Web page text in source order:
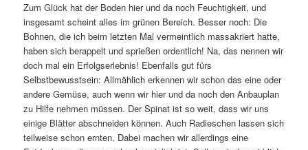
Zum Glück hat der Boden hier und da noch Feuchtigkeit, und
insgesamt scheint alles im grünen Bereich. Besser noch: Die
Bohnen, die ich beim letzten Mal vermeintlich massakriert hatte,
haben sich berappelt und sprießen ordentlich! Na, das nennen wir
doch mal ein Erfolgserlebnis! Ebenfalls gut fürs
Selbstbewusstsein: Allmählich erkennen wir schon das eine oder
andere Gemüse, auch wenn wir hier und da noch den Anbauplan
zu Hilfe nehmen müssen. Der Spinat ist so weit, dass wir uns
einige Blätter abschneiden können. Auch Radieschen lassen sich
teilweise schon ernten. Dabei machen wir allerdings eine